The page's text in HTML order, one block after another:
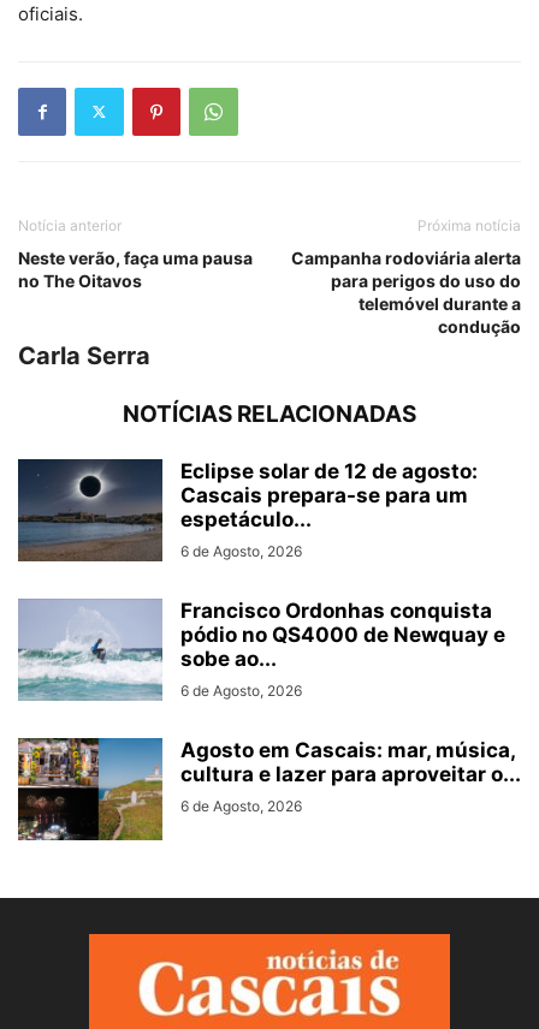
oficiais.
Notícia anterior
Neste verão, faça uma pausa
no The Oitavos
Próxima notícia
Campanha rodoviária alerta
para perigos do uso do
telemóvel durante a
condução
Carla Serra
NOTÍCIAS RELACIONADAS
Eclipse solar de 12 de agosto:
Cascais prepara-se para um
espetáculo...
6 de Agosto, 2026
Francisco Ordonhas conquista
pódio no QS4000 de Newquay e
sobe ao...
6 de Agosto, 2026
Agosto em Cascais: mar, música,
cultura e lazer para aproveitar o...
6 de Agosto, 2026